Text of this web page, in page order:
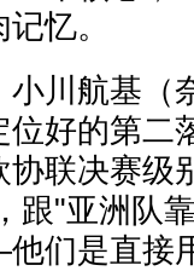
忆。
川航基（
好的第二
联决赛级
跟"亚洲队
们是直接